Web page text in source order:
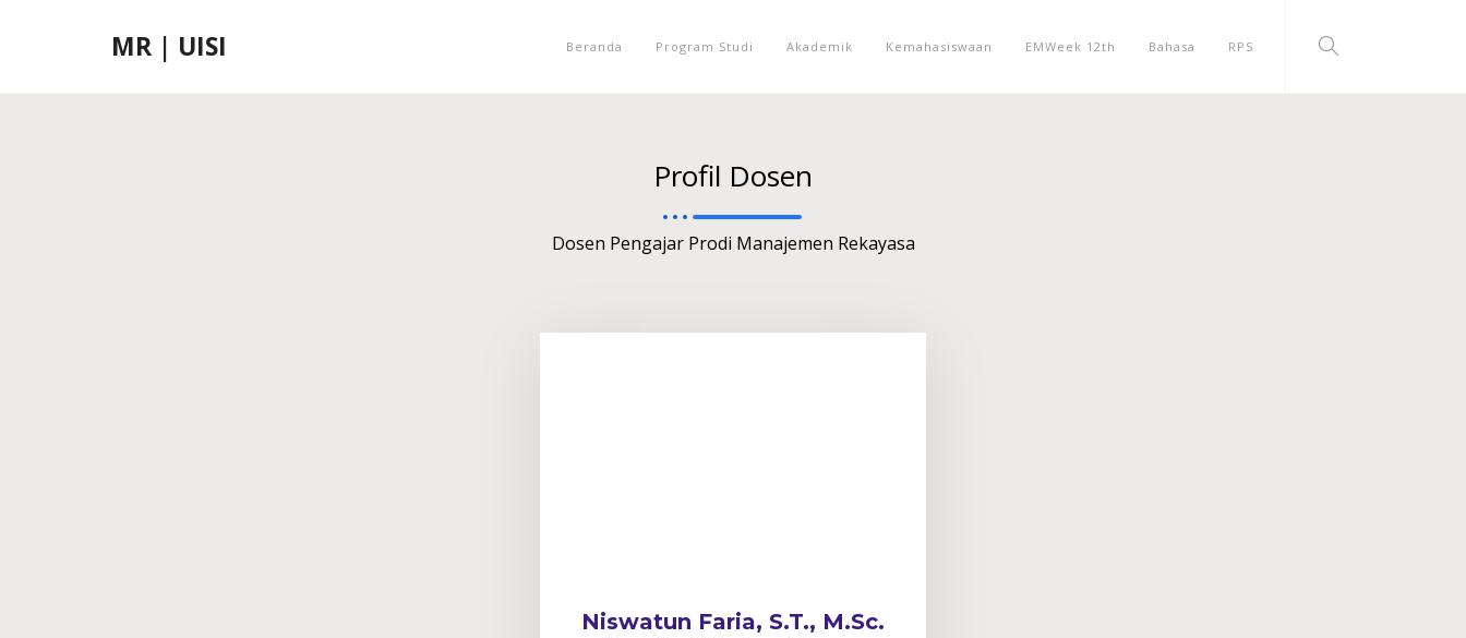
MR | UISI Beranda Program Studi Akademik Kemahasiswaan EMWeek 12th Bahasa RPS
Profil Dosen
Dosen Pengajar Prodi Manajemen Rekayasa
Niswatun Faria, S.T., M.Sc.